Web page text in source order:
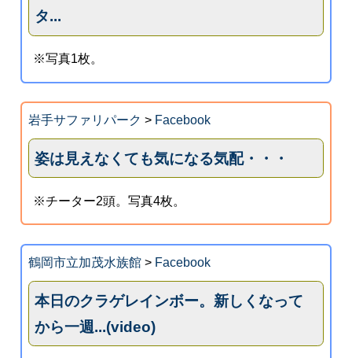
タ...
※写真1枚。
岩手サファリパーク > Facebook
姿は見えなくても気になる気配・・・
※チーター2頭。写真4枚。
鶴岡市立加茂水族館> Facebook
本日のクラゲレインボー。新しくなって
から一週...(video)